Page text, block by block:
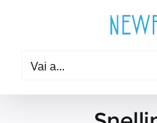
Vai a...